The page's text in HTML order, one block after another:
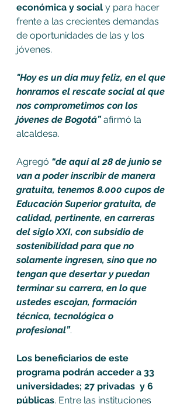
económica y social y para hacer
frente a las crecientes demandas
de oportunidades de las y los
jóvenes.
"Hoy es un día muy feliz, en el que
honramos el rescate social al que
nos comprometimos con los
jóvenes de Bogotá” afirmó la
alcaldesa.
Agregó “de aquí al 28 de junio se
van a poder inscribir de manera
gratuita, tenemos 8.000 cupos de
Educación Superior gratuita, de
calidad, pertinente, en carreras
del siglo XXI, con subsidio de
sostenibilidad para que no
solamente ingresen, sino que no
tengan que desertar y puedan
terminar su carrera, en lo que
ustedes escojan, formación
técnica, tecnológica o
profesional”.
Los beneficiarios de este
programa podrán acceder a 33
universidades; 27 privadas  y 6
públicas. Entre las instituciones